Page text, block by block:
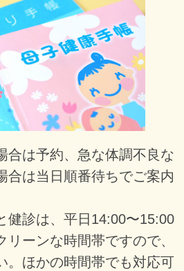
合は予約、急な体調不良な
合は当日順番待ちでご案内
健診は、平日14:00〜15:00
リーンな時間帯ですので、
。ほかの時間帯でも対応可